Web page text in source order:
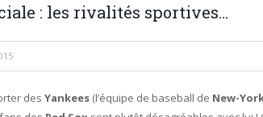
: les rivalités sportives…
des Yankees (l’équipe de baseball de New-